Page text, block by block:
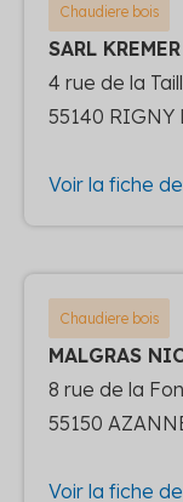
Chaudiere bois
SARL
4 rue de la
55140 RIGNY
Voir la fiche
Chaudiere bois
MALGRAS
8 rue de la
55150
Voir la fiche